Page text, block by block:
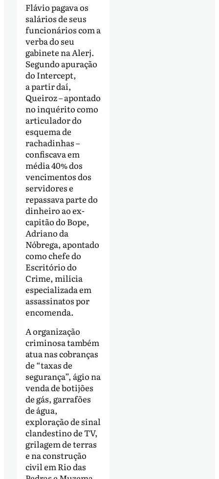
Flávio pagava os
salários de seus
funcionários com a
verba do seu
gabinete na Alerj.
Segundo apuração
do Intercept,
a partir daí,
Queiroz – apontado
no inquérito como
articulador do
esquema de
rachadinhas –
confiscava em
média 40% dos
vencimentos dos
servidores e
repassava parte do
dinheiro ao ex-
capitão do Bope,
Adriano da
Nóbrega, apontado
como chefe do
Escritório do
Crime, milícia
especializada em
assassinatos por
encomenda.
A organização
criminosa também
atua nas cobranças
de “taxas de
segurança”, ágio na
venda de botijões
de gás, garrafões
de água,
exploração de sinal
clandestino de TV,
grilagem de terras
e na construção
civil em Rio das